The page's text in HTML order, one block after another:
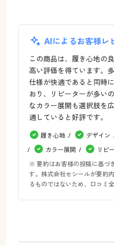
AIによるお客様レ
この商品は、履き心地の
高い評価を得ています。
仕様が快適であると同時
おり、リピーターが多い
なカラー展開も選択肢を
適していると好評です。
履き心地 デザイン
カラー展開
リピ
※ 要約はお客様の投稿に基づ
す。株式会社セシールが要約
るものではないため、口コミ